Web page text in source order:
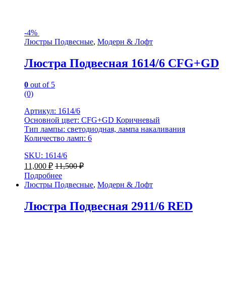
-4%
Люстры Подвесные, Модерн & Лофт
Люстра Подвесная 1614/6 CFG+GD
0 out of 5
(0)
Артикул: 1614/6
Основной цвет: CFG+GD Коричневый
Тип лампы: светодиодная, лампа накаливания
Количество ламп: 6
SKU: 1614/6
11,000 ₽ 11,500₽
Подробнее
Люстры Подвесные, Модерн & Лофт
Люстра Подвесная 2911/6 RED